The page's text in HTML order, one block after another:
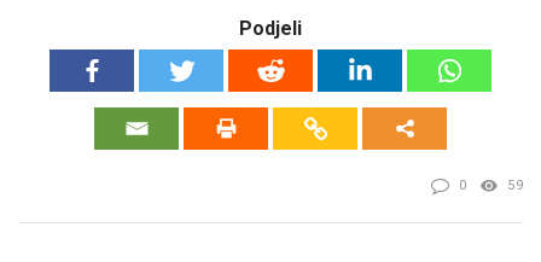
Podjeli
0 59